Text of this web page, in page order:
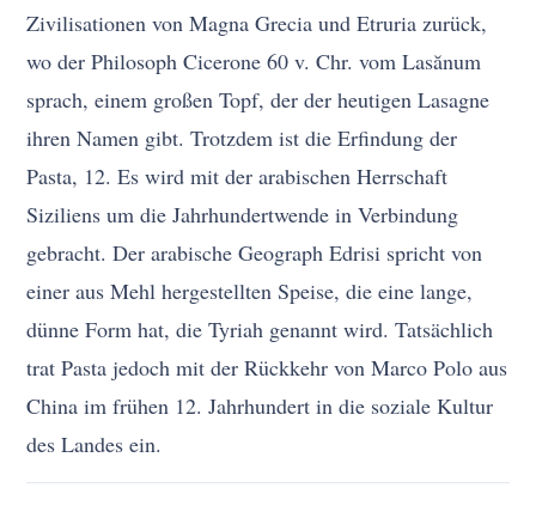
Zivilisationen von Magna Grecia und Etruria zurück,
wo der Philosoph Cicerone 60 v. Chr. vom Lasănum
sprach, einem großen Topf, der der heutigen Lasagne
ihren Namen gibt. Trotzdem ist die Erfindung der
Pasta, 12. Es wird mit der arabischen Herrschaft
Siziliens um die Jahrhundertwende in Verbindung
gebracht. Der arabische Geograph Edrisi spricht von
einer aus Mehl hergestellten Speise, die eine lange,
dünne Form hat, die Tyriah genannt wird. Tatsächlich
trat Pasta jedoch mit der Rückkehr von Marco Polo aus
China im frühen 12. Jahrhundert in die soziale Kultur
des Landes ein.